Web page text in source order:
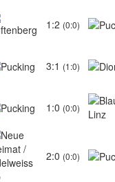
1:2 (0:0)
3:1 (1:0)
1:0 (0:0)
2:0 (0:0)